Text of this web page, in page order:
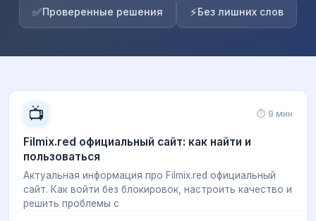
✅Проверенные решения ⚡Без лишних слов
📺 ⏱ 9 мин
Filmix.red официальный сайт: как найти и
пользоваться
Актуальная информация про Filmix.red официальный
сайт. Как войти без блокировок, настроить качество и
решить проблемы с